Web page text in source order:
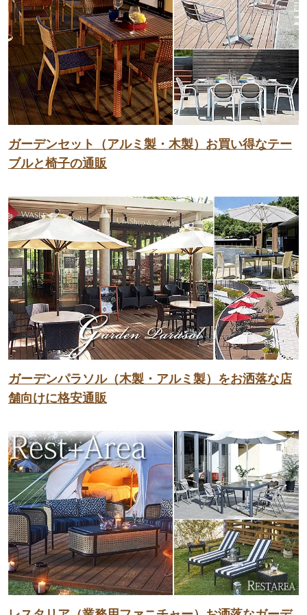
ガーデンセット（アルミ製・木製）お買い得なテー
ブルと椅子の通販
ガーデンパラソル（木製・アルミ製）をお洒落な店
舗向けに格安通販